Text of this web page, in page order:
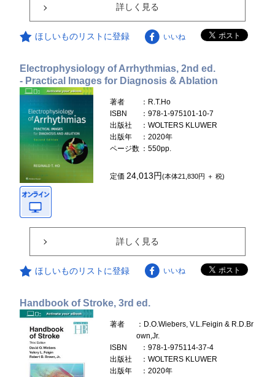
詳しく見る
ほしいものリストに登録 いいね
Electrophysiology of Arrhythmias, 2nd ed.
- Practical Images for Diagnosis & Ablation
著者
：R.T.Ho
ISBN
：978-1-975101-10-7
出版社
：WOLTERS KLUWER
出版年
：2020年
ページ数 ：550pp.
定価24,013円(本体21,830円 ＋ 税)
詳しく見る
ほしいものリストに登録 いいね
Handbook of Stroke, 3rd ed.
著者
：D.O.Wiebers, V.L.Feigin & R.D.Br
own,Jr.
ISBN
：978-1-975114-37-4
出版社
：WOLTERS KLUWER
出版年
：2020年